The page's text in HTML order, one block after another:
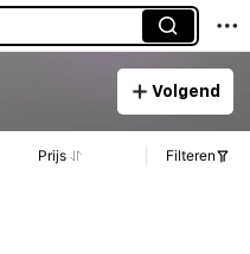
Volgend
Prijs Filteren